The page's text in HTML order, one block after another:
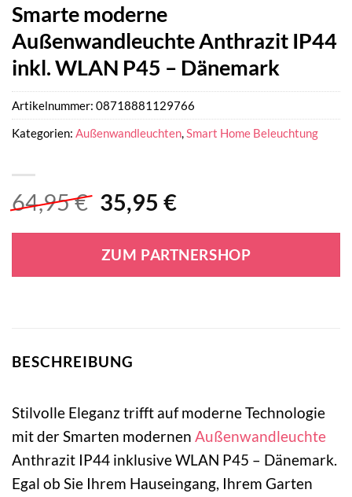
Smarte moderne
Außenwandleuchte Anthrazit IP44
inkl. WLAN P45 – Dänemark
64,95€ Ursprünglicher
war:
64,95 €
35,95 €Aktueller
ist:
35,95 €.
ZUM PARTNERSHOP
Artikelnummer: 08718881129766
Kategorien: Außenwandleuchten,Smart Home Beleuchtung
BESCHREIBUNG
Stilvolle Eleganz trifft auf moderne Technologie
mit der Smarten modernen Außenwandleuchte
Anthrazit IP44 inklusive WLAN P45 – Dänemark.
Egal ob Sie Ihrem Hauseingang, Ihrem Garten